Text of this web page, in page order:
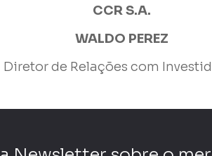
CCR S.A.
WALDO PEREZ
Diretor de Relações com